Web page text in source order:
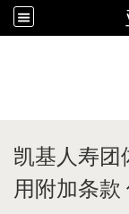
凯基人寿团
用附加条款